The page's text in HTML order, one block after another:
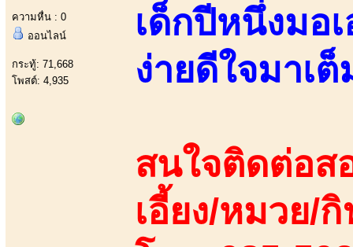
ความหื่น : 0
ออนไลน์
กระทู้: 71,668
โพสต์: 4,935
เด็กปีหนึ่งมอ
ง่ายดีใจมาเ
สนใจติดต่อส
เอี้ยง/หมวย/